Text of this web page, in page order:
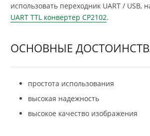
использовать переходник UART / USB,
UART TTL конвертер CP2102.
ОСНОВНЫЕ
простота использования
высокая надежность
высокое качество изображения